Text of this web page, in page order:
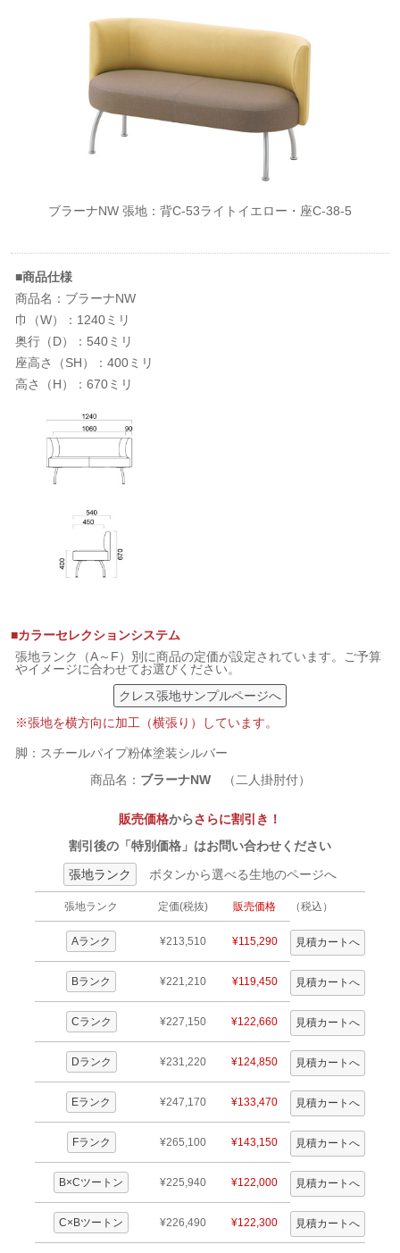
ブラーナNW 張地：背C-53ライトイエロー・座C-38-5
■商品仕様
商品名：ブラーナNW
巾（W）：1240ミリ
奥行（D）：540ミリ
座高さ（SH）：400ミリ
高さ（H）：670ミリ
■カラーセレクションシステム
張地ランク（A～F）別に商品の定価が設定されています。ご予算
やイメージに合わせてお選びください。
クレス張地サンプルページへ
※張地を横方向に加工（横張り）しています。
脚：スチールパイプ粉体塗装シルバー
商品名： ブラーナNW（二人掛肘付）
販売価格からさらに割引き！
割引後の「特別価格」はお問い合わせください
張地ランク
ボタンから選べる生地のページへ
張地ランク 定価(税抜) 販売価格 （税込）
Aランク ¥213,510 ¥115,290
Bランク ¥221,210 ¥119,450
Cランク ¥227,150 ¥122,660
Dランク ¥231,220 ¥124,850
Eランク ¥247,170 ¥133,470
Fランク ¥265,100 ¥143,150
B×Cツートン ¥225,940 ¥122,000
C×Bツートン ¥226,490 ¥122,300